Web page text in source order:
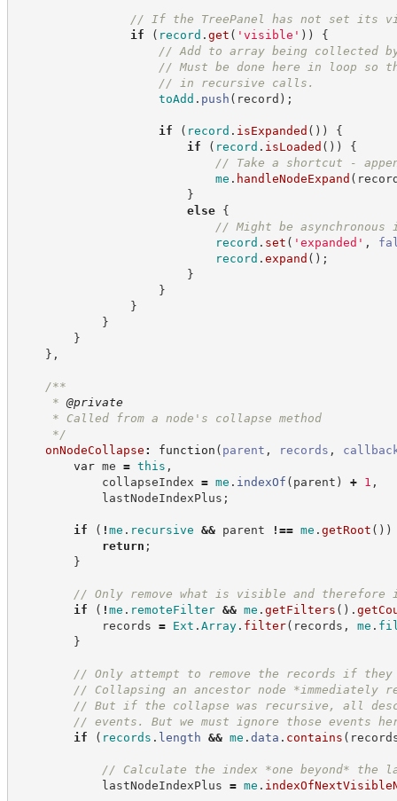
// If the TreePanel has not set its
if
( record . get ( ' visible ' ) )
{
// Add to array being collected
// Must be done here in loop so
// in recursive calls.
toAdd . push ( record ) ;
if ( record . isExpanded ( ) )
{
if
( record . isLoaded ( ) )
{
// Take a shortcut -
me . handleNodeExpand (
}
else
{
// Might be
record . set ( ' expanded ' ,
record . expand ( ) ;
}
}
}
}
}
} ,
/**
* @private
* Called from a node's collapse method
*/
onNodeCollapse : function ( parent , records ,
var me = this ,
collapseIndex = me . indexOf ( parent ) + 1 ,
lastNodeIndexPlus ;
if ( ! me . recursive && parent !== me . getRoot ( ) )
return ;
}
// Only remove what is visible and
if
( ! me . remoteFilter && me . getFilters ( ) .
records = Ext . Array. filter( records , me .
}
// Only attempt to remove the records if
// Collapsing an ancestor node *immediately
// But if the collapse was recursive, all
// events. But we must ignore those events
if
( records . length && me . data . contains (
// Calculate the index *one beyond* the
lastNodeIndexPlus = me .